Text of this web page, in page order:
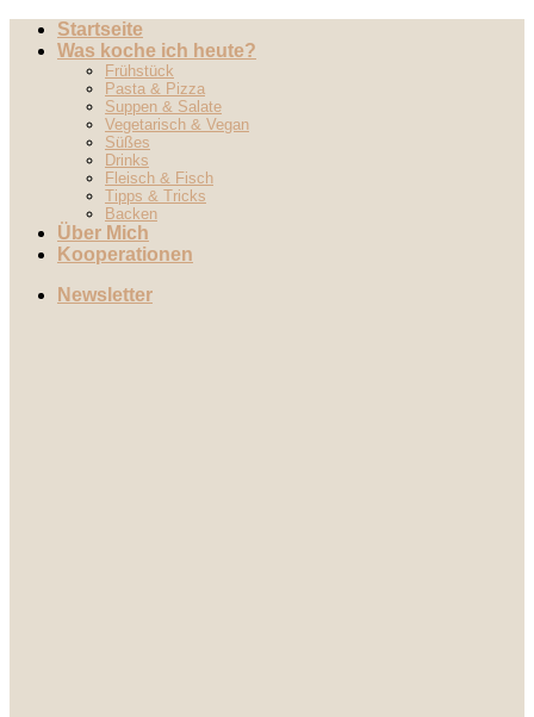
Zum
Inhalt
Startseite
Was koche ich heute?
Frühstück
Pasta & Pizza
Suppen & Salate
Vegetarisch & Vegan
Süßes
Drinks
Fleisch & Fisch
Tipps & Tricks
Backen
Über Mich
Kooperationen
Newsletter